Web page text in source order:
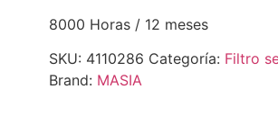
8000 Horas / 12 meses
SKU: 4110286 Categoría: Filtro
Brand: MASIA